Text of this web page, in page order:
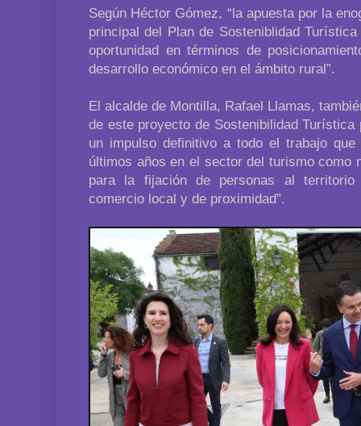
Según Héctor Gómez, “la apuesta por la
principal del Plan de Sosteniblidad
oportunidad en términos de
desarrollo económico en el ámbito rural”.
El alcalde de Montilla, Rafael Llamas,
de este proyecto de Sostenibilidad Turística
un impulso definitivo a todo el trabajo
últimos años en el sector del turismo como
para la fijación de personas al
comercio local y de proximidad”.